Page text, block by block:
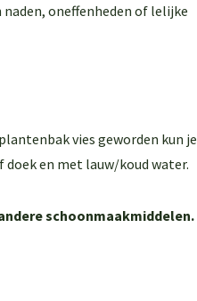
oneffenheden of lelijke
vies geworden kun je
en met lauw/koud water.
schoonmaakmiddelen.